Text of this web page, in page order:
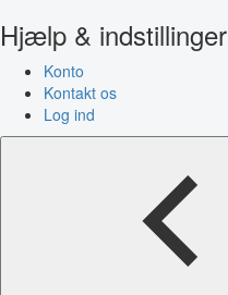
Hjælp & indstillinger
Konto
Kontakt os
Log ind